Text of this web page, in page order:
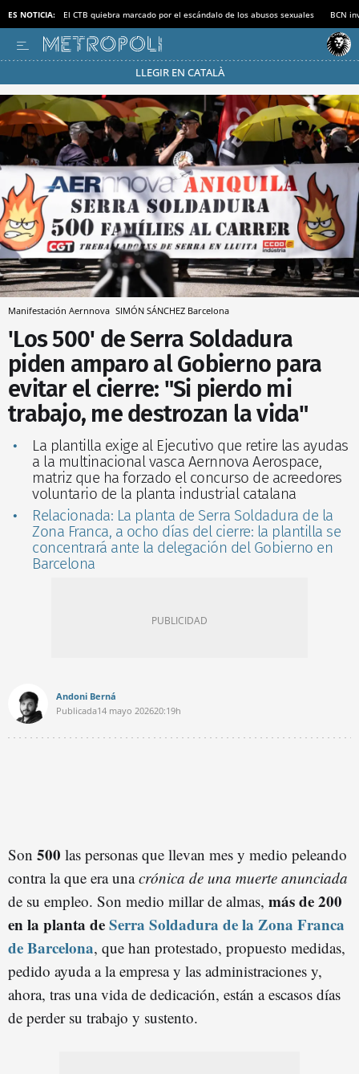
ES NOTICIA: El CTB quiebra marcado por el escándalo de los abusos sexuales BCN
LLEGIR EN CATALÀ
Pásate al MODO AHORRO
Manifestación Aernnova SIMÓN SÁNCHEZ Barcelona
'Los 500' de Serra Soldadura
piden amparo al Gobierno para
evitar el cierre: "Si pierdo mi
trabajo, me destrozan la vida"
La plantilla exige al Ejecutivo que retire las ayudas
a la multinacional vasca Aernnova Aerospace,
matriz que ha forzado el concurso de acreedores
voluntario de la planta industrial catalana
Relacionada: La planta de Serra Soldadura de la
Zona Franca, a ocho días del cierre: la plantilla se
concentrará ante la delegación del Gobierno en
Barcelona
Andoni Berná
Publicada14 mayo 202620:19h
Son 500 las personas que llevan mes y medio peleando
contra la que era unacrónica de una muerte anunciada
de su empleo. Son medio millar de almas, más de 200
en la planta deSerra Soldadura de la Zona Franca
de Barcelona, que han protestado, propuesto medidas,
pedido ayuda a la empresa y las administraciones y,
ahora, tras una vida de dedicación, están a escasos días
de perder su trabajo y sustento.